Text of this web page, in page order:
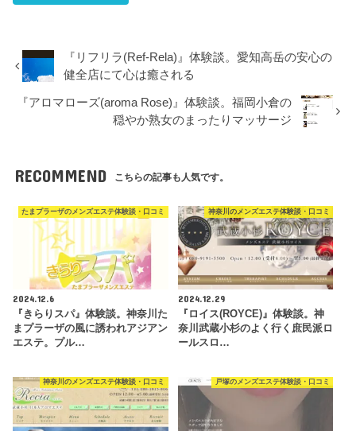
『リフリラ(Ref-Rela)』体験談。愛知高岳の安心の
健全店にて心は癒される
『アロマローズ(aroma Rose)』体験談。福岡小倉の
穏やか熟女のまったりマッサージ
RECOMMEND こちらの記事も人気です。
たまプラーザのメンズエステ体験談・口コミ
2024.12.6
『きらりスパ』体験談。神奈川た
まプラーザの風に誘われアジアン
エステ。プル…
神奈川のメンズエステ体験談・口コミ
2024.12.29
『ロイス(ROYCE)』体験談。神
奈川武蔵小杉のよく行く庶民派ロ
ールスロ…
神奈川のメンズエステ体験談・口コミ 戸塚のメンズエステ体験談・口コミ